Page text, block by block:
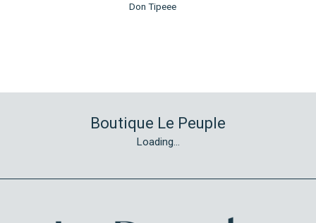
Don Tipeee
Boutique Le Peuple
Loading...